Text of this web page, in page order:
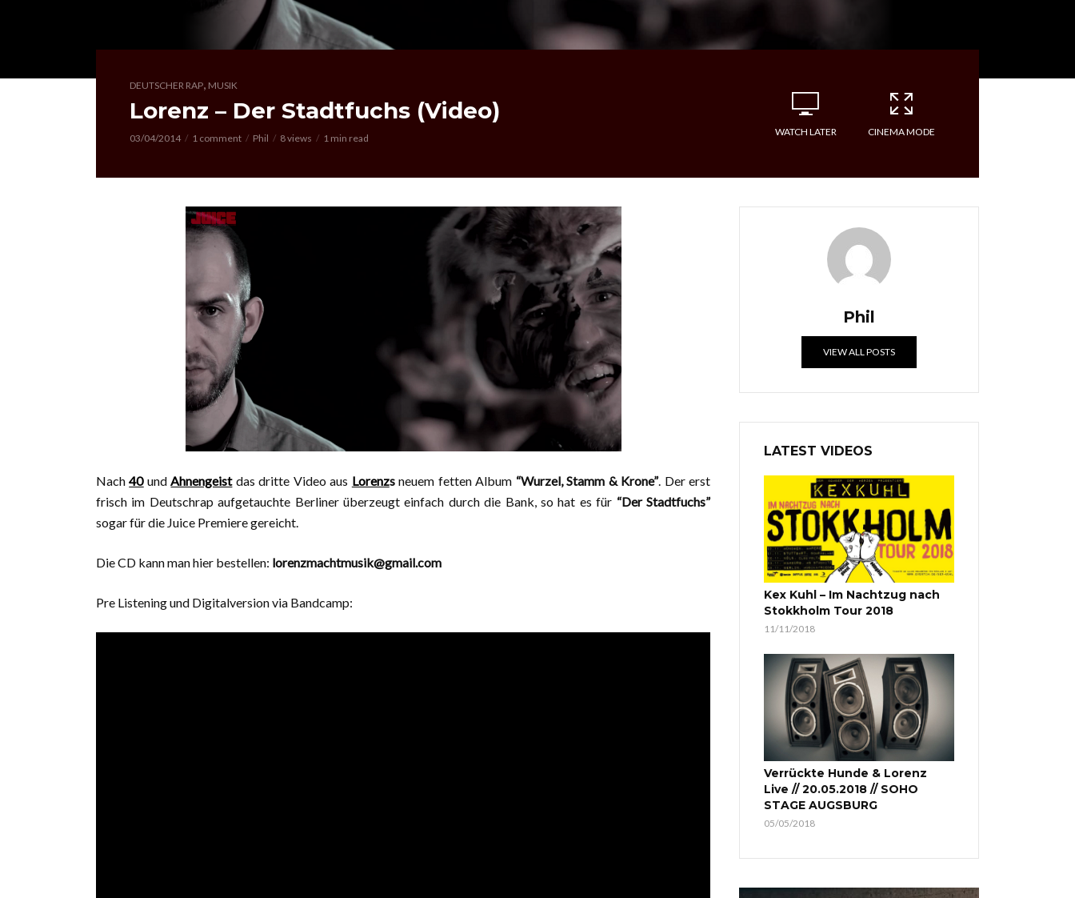
DEUTSCHER RAP, MUSIK
Lorenz – Der Stadtfuchs (Video)
03/04/2014 1 comment Phil 8 views 1 min read
WATCH LATER CINEMA MODE
Nach40undAhnengeistdas dritte Video aus Lorenzsneuem fetten Album “Wurzel, Stamm & Krone”. Der erst
frisch im Deutschrap aufgetauchte Berliner überzeugt einfach durch die Bank, so hat es für “Der Stadtfuchs”
sogar für die Juice Premiere gereicht.
Die CD kann man hier bestellen: lorenzmachtmusik@gmail.com
Pre Listening und Digitalversion via Bandcamp:
Phil
VIEW ALL POSTS
LATEST VIDEOS
Kex Kuhl – Im Nachtzug nach
Stokkholm Tour 2018
11/11/2018
Verrückte Hunde & Lorenz
Live // 20.05.2018 // SOHO
STAGE AUGSBURG
05/05/2018